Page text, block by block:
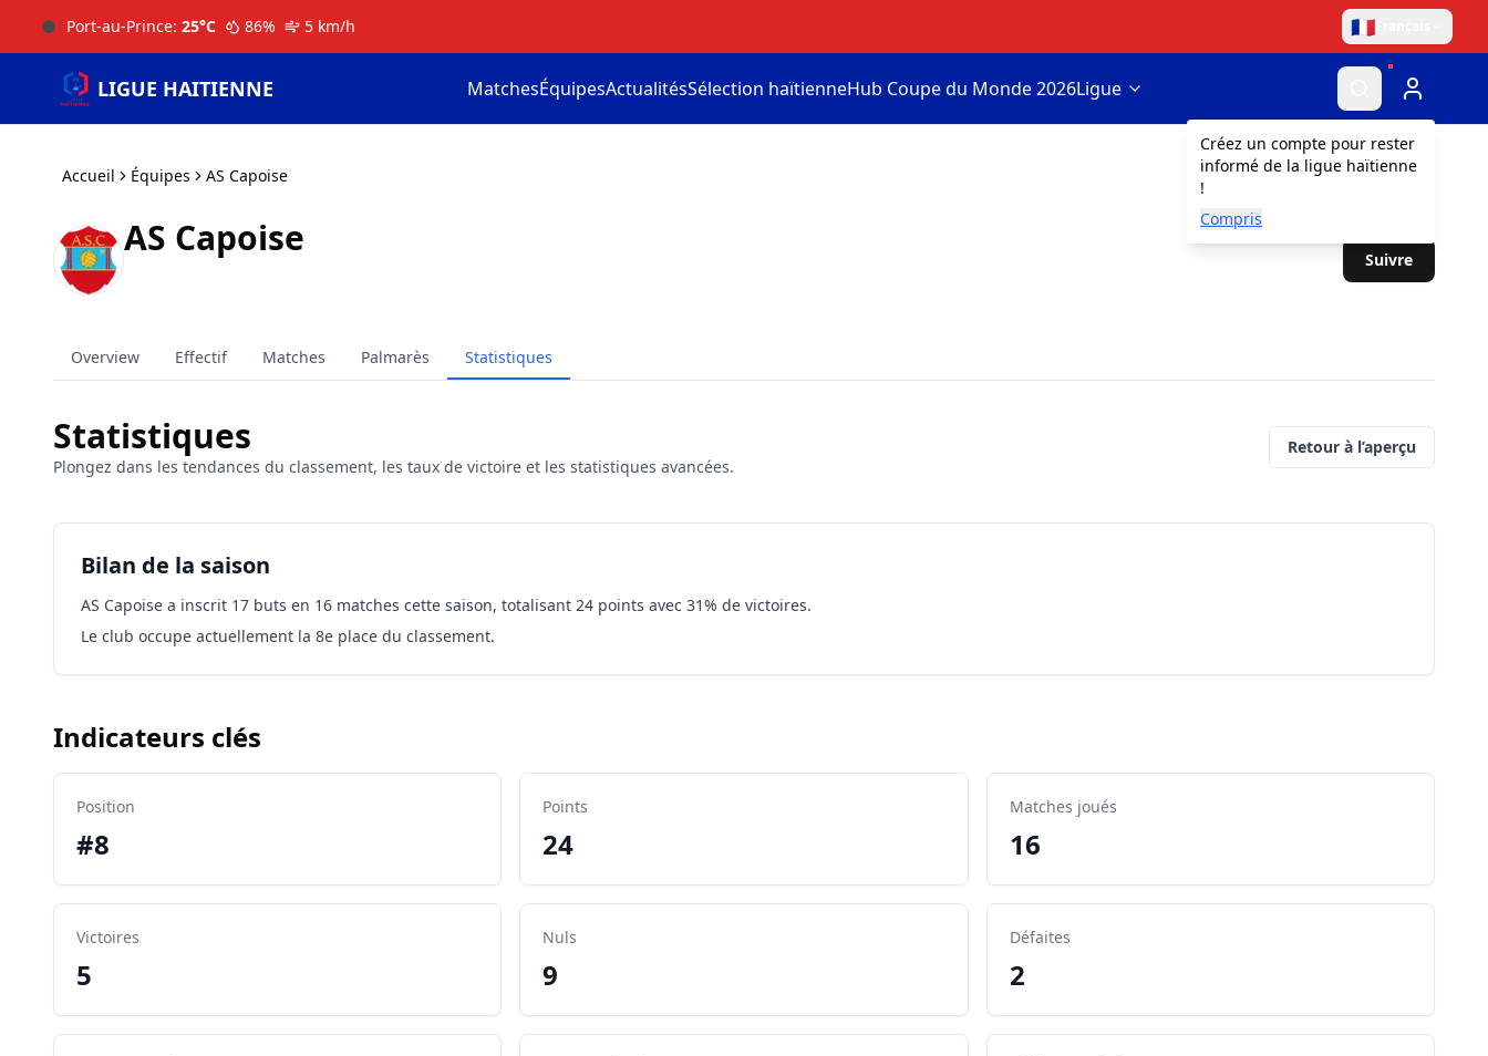
Port-au-Prince: 25°C 86% 5 km/h 🇫🇷
LIGUE HAITIENNE MatchesÉquipesActualitésSélection haïtienneHub Coupe du Monde 2026Ligue
Créez un compte pour rester
informé de la ligue haïtienne
!
Compris
Accueil Équipes AS Capoise
AS Capoise Suivre
Overview Effectif Matches Palmarès Statistiques
Statistiques
Plongez dans les tendances du classement, les taux de victoire et les statistiques avancées.
Retour à l’aperçu
Bilan de la saison
AS Capoise a inscrit 17 buts en 16 matches cette saison, totalisant 24 points avec 31% de victoires.
Le club occupe actuellement la 8e place du classement.
Indicateurs clés
Position
#8
Points
24
Matches joués
16
Victoires
5
Nuls
9
Défaites
2